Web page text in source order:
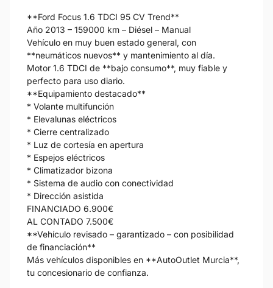
**Ford Focus 1.6 TDCI 95 CV Trend**
Año 2013 – 159000 km – Diésel – Manual
Vehículo en muy buen estado general, con
**neumáticos nuevos** y mantenimiento al día.
Motor 1.6 TDCI de **bajo consumo**, muy fiable y
perfecto para uso diario.
**Equipamiento destacado**
* Volante multifunción
* Elevalunas eléctricos
* Cierre centralizado
* Luz de cortesía en apertura
* Espejos eléctricos
* Climatizador bizona
* Sistema de audio con conectividad
* Dirección asistida
FINANCIADO 6.900€
AL CONTADO 7.500€
**Vehículo revisado – garantizado – con posibilidad
de financiación**
Más vehículos disponibles en **AutoOutlet Murcia**,
tu concesionario de confianza.